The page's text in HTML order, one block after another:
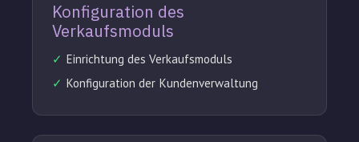
Konfiguration des
Verkaufsmoduls
✓ Einrichtung des Verkaufsmoduls
✓ Konfiguration der Kundenverwaltung